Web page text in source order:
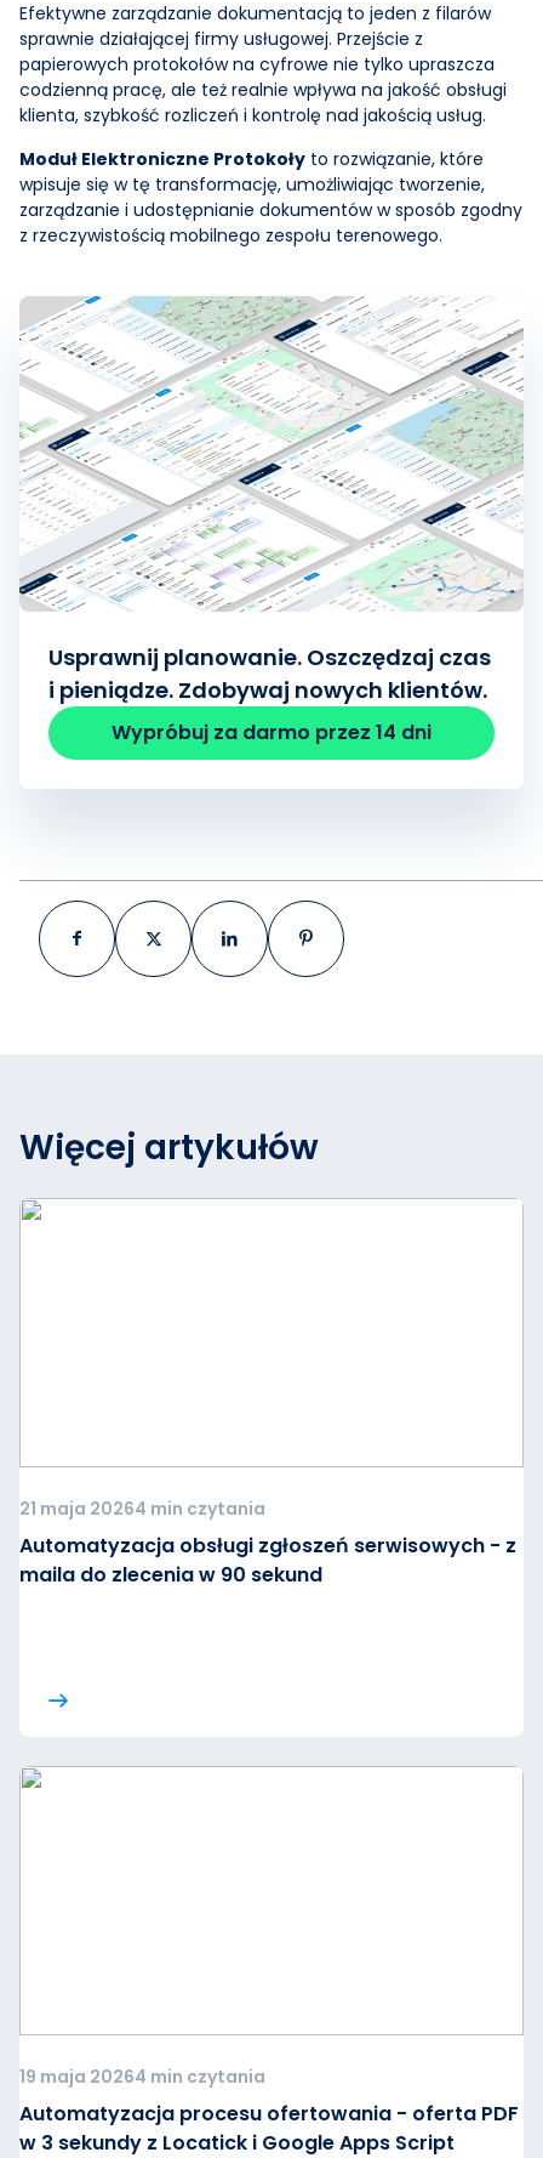
Efektywne zarządzanie dokumentacją to jeden z filarów
sprawnie działającej firmy usługowej. Przejście z
papierowych protokołów na cyfrowe nie tylko upraszcza
codzienną pracę, ale też realnie wpływa na jakość obsługi
klienta, szybkość rozliczeń i kontrolę nad jakością usług.
Moduł Elektroniczne Protokoły to rozwiązanie, które
wpisuje się w tę transformację, umożliwiając tworzenie,
zarządzanie i udostępnianie dokumentów w sposób zgodny
z rzeczywistością mobilnego zespołu terenowego.
Usprawnij planowanie. Oszczędzaj czas
i pieniądze. Zdobywaj nowych klientów.
Wypróbuj za darmo przez 14 dni
Więcej artykułów
21 maja 20264 min czytania
Automatyzacja obsługi zgłoszeń serwisowych - z
maila do zlecenia w 90 sekund
19 maja 20264 min czytania
Automatyzacja procesu ofertowania - oferta PDF
w 3 sekundy z Locatick i Google Apps Script